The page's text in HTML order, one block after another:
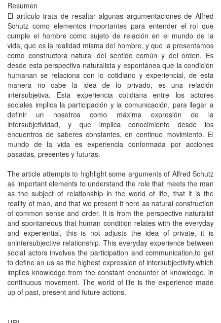
Resumen
El artículo trata de resaltar algunas argumentaciones de Alfred
Schutz como elementos importantes para entender el rol que
cumple el hombre como sujeto de relación en el mundo de la
vida, que es la realidad misma del hombre, y que la presentamos
como constructora natural del sentido común y del orden. Es
desde esta perspectiva naturalista y espontánea que la condición
humanan se relaciona con lo cotidiano y experiencial, de esta
manera no cabe la idea de lo privado, es una relación
intersubjetiva. Esta experiencia cotidiana entre los actores
sociales implica la participación y la comunicación, para llegar a
definir un nosotros como máxima expresión de la
intersubjetividad, y que implica conocimiento desde los
encuentros de saberes constantes, en continuo movimiento. El
mundo de la vida es experiencia conformada por acciones
pasadas, presentes y futuras.
The article attempts to highlight some arguments of Alfred Schutz
as important elements to understand the role that meets the man
as the subject of relationship in the world of life, that it is the
reality of man, and that we present it here as natural construction
of common sense and order. It is from the perspective naturalist
and spontaneous that human condition relates with the everyday
and experiential, this is not adjusts the idea of private, it is
anintersubjective relationship. This everyday experience between
social actors involves the participation and communication,to get
to define an us as the highest expression of intersubjectivity,which
implies knowledge from the constant encounter of knowledge, in
continuous movement. The world of life is the experience made
up of past, present and future actions.